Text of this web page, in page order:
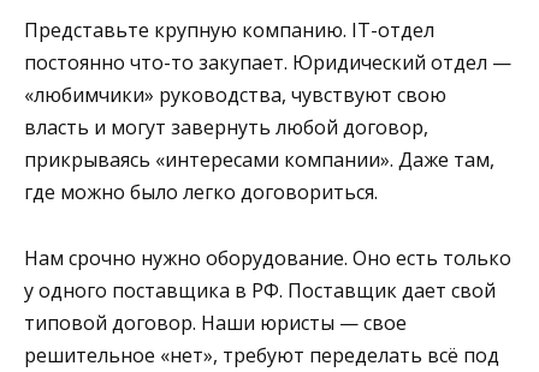
Представьте крупную компанию. IT-отдел
постоянно что-то закупает. Юридический отдел —
«любимчики» руководства, чувствуют свою
власть и могут завернуть любой договор,
прикрываясь «интересами компании». Даже там,
где можно было легко договориться.
Нам срочно нужно оборудование. Оно есть только
у одного поставщика в РФ. Поставщик дает свой
типовой договор. Наши юристы — свое
решительное «нет», требуют переделать всё под